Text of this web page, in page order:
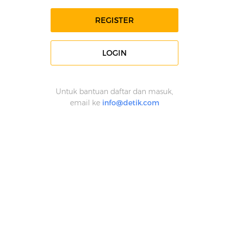
REGISTER
LOGIN
Untuk bantuan daftar dan masuk,
email ke info@detik.com